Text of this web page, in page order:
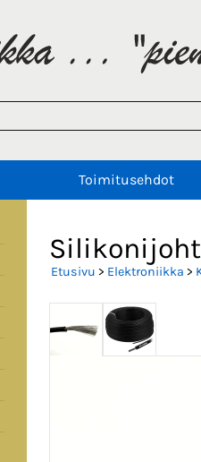
Toimitusehdot
Etusivu > Elektroniikka >